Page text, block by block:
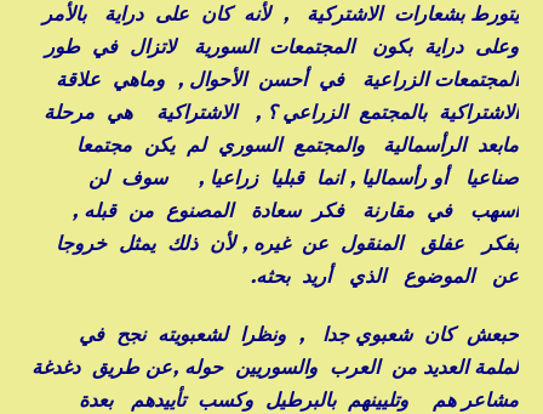
يتورط بشعارات الاشتركية , لأنه كان على دراية بالأمر
وعلى دراية بكون المجتمعات السورية لاتزال في طور
المجتمعات الزراعية في أحسن الأحوال , وماهي علاقة
الاشتراكية بالمجتمع الزراعي ؟ , الاشتراكية هي مرحلة
مابعد الرأسمالية والمجتمع السوري لم يكن مجتمعا
صناعيا أو رأسماليا , انما قبليا زراعيا , سوف لن
اسهب في مقارنة فكر سعادة المصنوع من قبله ,
بفكر عفلق المنقول عن غيره , لأن ذلك يمثل خروجا
عن الموضوع الذي أريد بحثه.
حبعش كان شعبوي جدا , ونظرا لشعبويته نجح في
لملمة العديد من العرب والسوريين حوله ,عن طريق دغدغة
مشاعر هم وتليينهم بالبرطيل وكسب تأييدهم بعدة